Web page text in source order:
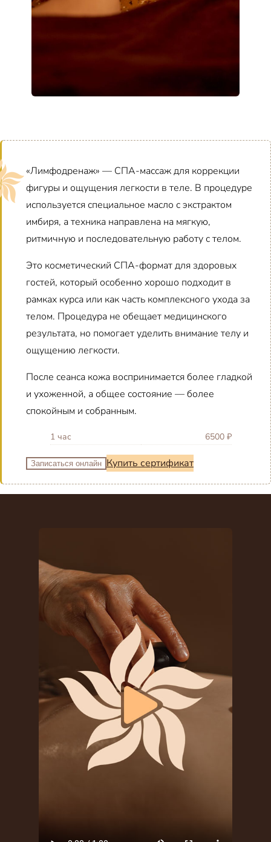
«Лимфодренаж» — СПА-массаж для коррекции
фигуры и ощущения легкости в теле. В процедуре
используется специальное масло с экстрактом
имбиря, а техника направлена на мягкую,
ритмичную и последовательную работу с телом.
Это косметический СПА-формат для здоровых
гостей, который особенно хорошо подходит в
рамках курса или как часть комплексного ухода за
телом. Процедура не обещает медицинского
результата, но помогает уделить внимание телу и
ощущению легкости.
После сеанса кожа воспринимается более гладкой
и ухоженной, а общее состояние — более
спокойным и собранным.
1 час 6500 ₽
Записаться онлайн Купить сертификат